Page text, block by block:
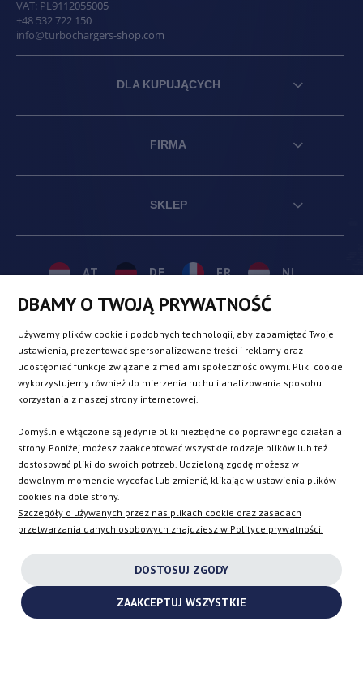
VAT: PL9112055005
+48 532 722 150
info@turbochargers-shop.com
DLA KUPUJĄCYCH
FIRMA
SKLEP
AT
CZ
DE
ES
FR
IT
NL
SE
SK
FACEBOOK
DBAMY O TWOJĄ PRYWATNOŚĆ
Używamy plików cookie i podobnych technologii, aby zapamiętać Twoje
ustawienia, prezentować spersonalizowane treści i reklamy oraz
udostępniać funkcje związane z mediami społecznościowymi. Pliki cookie
wykorzystujemy również do mierzenia ruchu i analizowania sposobu
korzystania z naszej strony internetowej.
Domyślnie włączone są jedynie pliki niezbędne do poprawnego działania
strony. Poniżej możesz zaakceptować wszystkie rodzaje plików lub też
dostosować pliki do swoich potrzeb. Udzieloną zgodę możesz w
dowolnym momencie wycofać lub zmienić, klikając w ustawienia plików
cookies na dole strony.
Szczegóły o używanych przez nas plikach cookie oraz zasadach
przetwarzania danych osobowych znajdziesz w Polityce prywatności.
DOSTOSUJ ZGODY
ZAAKCEPTUJ WSZYSTKIE